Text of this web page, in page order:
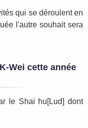
qui se déroulent en
l'autre souhait sera
Wei cette année
le Shai hu[Lud] dont